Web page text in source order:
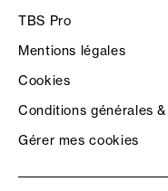
TBS Pro
Mentions légales
Cookies
Conditions générales
Gérer mes cookies